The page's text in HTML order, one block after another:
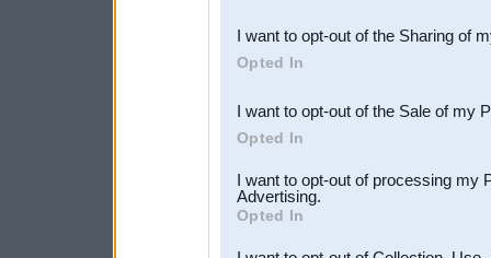
Downstream Participants
third parties.
I want to opt-out of the Sharing of
Opted In
I want to opt-out of the Sale of my
Opted In
I want to opt-out of processing my
Advertising.
Opted In